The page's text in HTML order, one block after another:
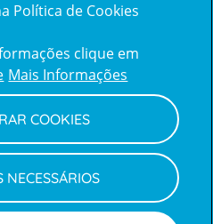
e Cookies
Termos e Condições
Acessibilidade
Informações legais
Política de Cookies
clique em
Mais Informações
COOKIES
NECESSÁRIOS